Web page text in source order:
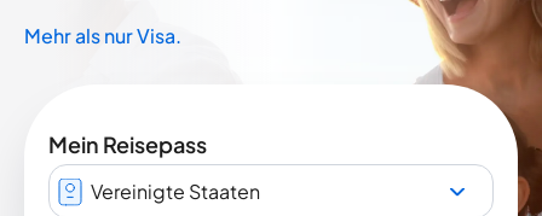
Mehr als nur Visa.
Mein Reisepass
Vereinigte Staaten